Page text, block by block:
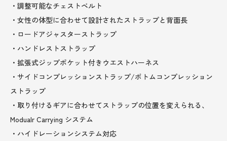
・調整可能なチェストベルト
・女性の体型に合わせて設計されたストラップと背面長
・ロードアジャスターストラップ
・ハンドレストストラップ
・拡張式ジップポケット付きウエストハーネス
・サイドコンプレッションストラップ/ボトムコンプレッション
ストラップ
・取り付けるギアに合わせてストラップの位置を変えられる、
Modualr Carrying システム
・ハイドレーションシステム対応